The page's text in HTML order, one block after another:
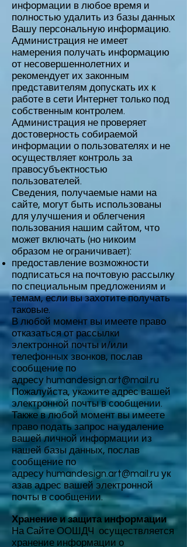
информации в любое время и
полностью удалить из базы данных
Вашу персональную информацию.
Администрация не имеет
намерения получать информацию
от несовершеннолетних и
рекомендует их законным
представителям допускать их к
работе в сети Интернет только под
собственным контролем.
Администрация не проверяет
достоверность собираемой
информации о пользователях и не
осуществляет контроль за
правосубъектностью
пользователей.
Сведения, получаемые нами на
сайте, могут быть использованы
для улучшения и облегчения
пользования нашим сайтом, что
может включать (но никоим
образом не ограничивает):
предоставление возможности
подписаться на почтовую рассылку
по специальным предложениям и
темам, если вы захотите получать
таковые.
В любой момент вы имеете право
отказаться от рассылки
электронной почты и/или
телефонных звонков, послав
сообщение по
адресу humandesign.art@mail.ru
Пожалуйста, укажите адрес вашей
электронной почты в сообщении.
Также в любой момент вы имеете
право подать запрос на удаление
вашей личной информации из
нашей базы данных, послав
сообщение по
адресу humandesign.art@mail.ru ук
азав адрес вашей электронной
почты в сообщении.
Хранение и защита информации
На Сайте ООШДЧ осуществляется
хранение информации о